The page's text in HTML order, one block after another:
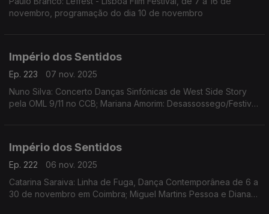
novembro, programação do dia 10 de novembro
Império dos Sentidos
Ep. 223
07 nov. 2025
Nuno Silva: Concerto Danças Sinfónicas de West Side Story
pela OML 9/11 no CCB; Mariana Amorim: Desassossego/Festival
Império dos Sentidos
Ep. 222
06 nov. 2025
Catarina Saraiva: Linha de Fuga, Dança Contemporânea de 6 a
30 de novembro em Coimbra; Miguel Martins Pessoa e Diana